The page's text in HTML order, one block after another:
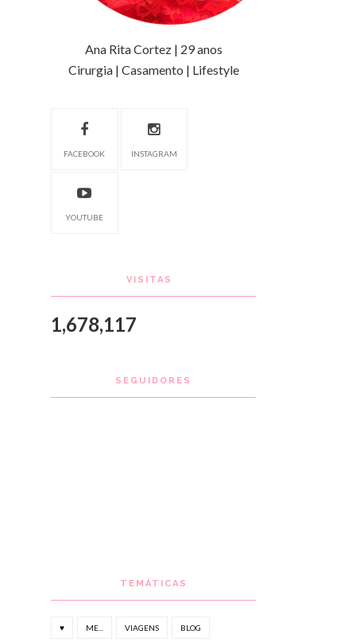
Ana Rita Cortez | 29 anos
Cirurgia | Casamento | Lifestyle
FACEBOOK INSTAGRAM
YOUTUBE
VISITAS
1,678,117
SEGUIDORES
TEMÁTICAS
♥ ME... VIAGENS BLOG